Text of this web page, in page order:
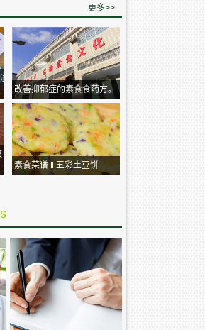
更多>>
改善抑郁症的素食食药方。
素食菜谱 ‖ 五彩土豆饼